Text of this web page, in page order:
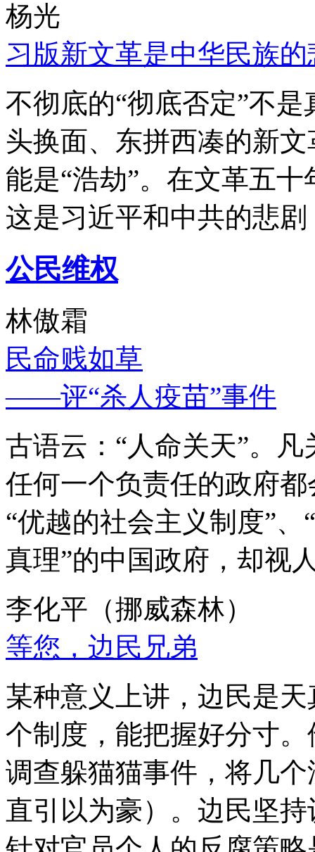
杨光
习版新文革是中华民族的
不彻底的“彻底否定”不
头换面、东拼西凑的新
能是“浩劫”。在文革五
这是习近平和中共的悲
公民维权
林傲霜
民命贱如草
——评“杀人疫苗”事件
古语云：“人命关天”。
任何一个负责任的政府
“优越的社会主义制度”
真理”的中国政府，却视
李化平（挪威森林）
等您，边民兄弟
某种意义上讲，边民是
个制度，能把握好分寸
调查躲猫猫事件，将几
直引以为豪）。边民坚